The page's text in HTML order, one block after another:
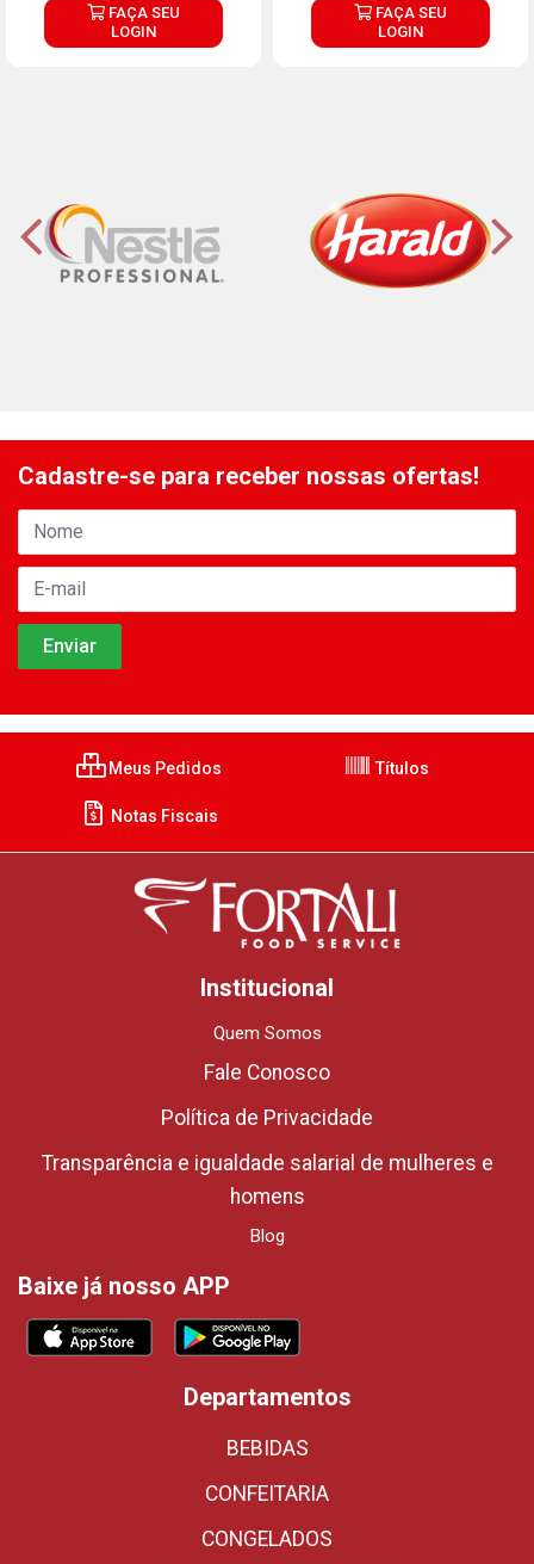
FAÇA SEU
LOGIN
FAÇA SEU
LOGIN
Cadastre-se para receber nossas ofertas!
Meus Pedidos Títulos
Notas Fiscais
Institucional
Quem Somos
Fale Conosco
Política de Privacidade
Transparência e igualdade salarial de mulheres e
homens
Blog
Baixe já nosso APP
Departamentos
BEBIDAS
CONFEITARIA
CONGELADOS